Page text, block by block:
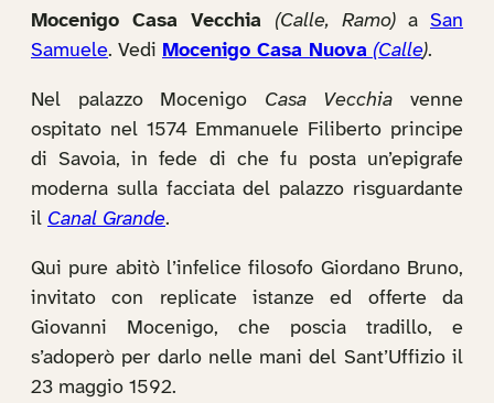
Mocenigo Casa Vecchia (Calle, Ramo)aSan
Samuele. Vedi Mocenigo Casa Nuova (Calle).
Nel palazzo Mocenigo Casa Vecchia venne
ospitato nel 1574 Emmanuele Filiberto principe
di Savoia, in fede di che fu posta un’epigrafe
moderna sulla facciata del palazzo risguardante
il Canal Grande.
Qui pure abitò l’infelice filosofo Giordano Bruno,
invitato con replicate istanze ed offerte da
Giovanni Mocenigo, che poscia tradillo, e
s’adoperò per darlo nelle mani del Sant’Uffizio il
23 maggio 1592.